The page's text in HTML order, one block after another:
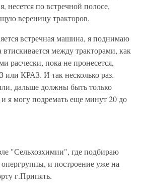
несется по встречной полосе,
вереницу тракторов.
встречная машина, я поднимаю
между тракторами, как
расчески, пока не пронесется,
КРАЗ. И так несколько раз.
дальше должны быть только
я могу подремать еще минут 20 до
"Сельхозхимии", где подбираю
и построение уже на
г.Припять.